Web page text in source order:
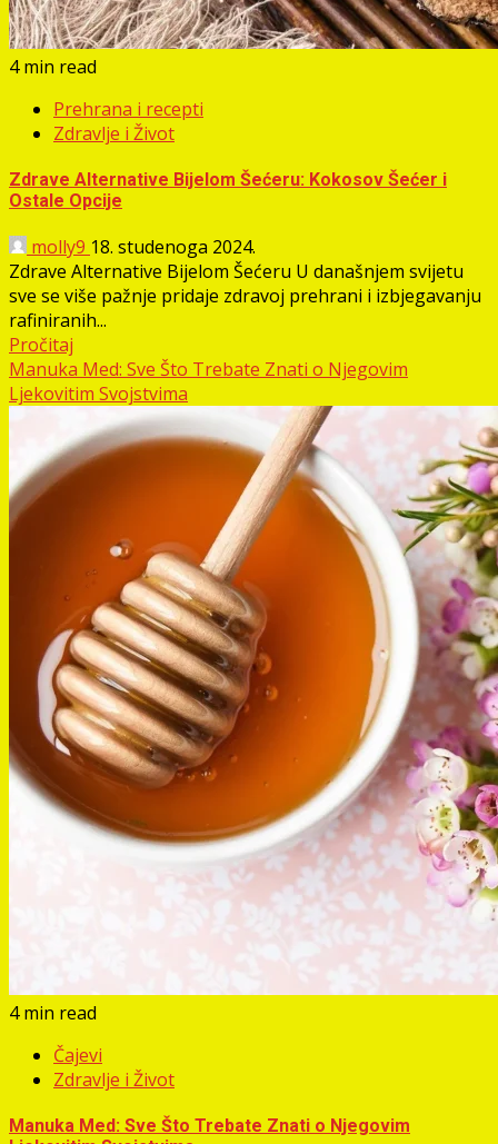
4 min read
Prehrana i recepti
Zdravlje i Život
Zdrave Alternative Bijelom Šećeru: Kokosov Šećer i
Ostale Opcije
molly9 18. studenoga 2024.
Zdrave Alternative Bijelom Šećeru U današnjem svijetu
sve se više pažnje pridaje zdravoj prehrani i izbjegavanju
rafiniranih...
Pročitaj
Manuka Med: Sve Što Trebate Znati o Njegovim
Ljekovitim Svojstvima
4 min read
Čajevi
Zdravlje i Život
Manuka Med: Sve Što Trebate Znati o Njegovim